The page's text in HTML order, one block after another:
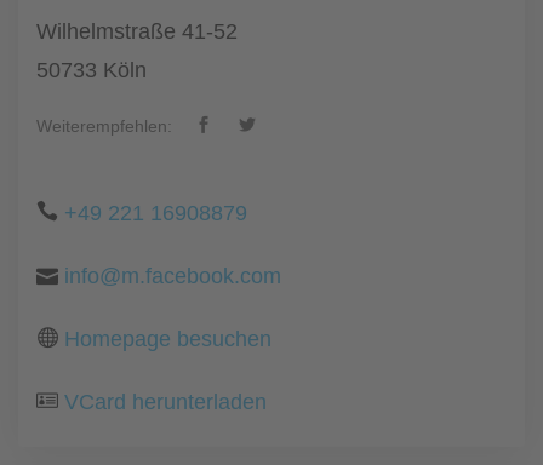
Wilhelmstraße 41-52
50733 Köln
Weiterempfehlen:
+49 221 16908879
info@m.facebook.com
Homepage besuchen
VCard herunterladen